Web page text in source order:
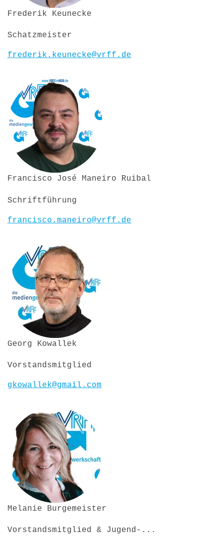
Frederik Keunecke
Schatzmeister
frederik.keunecke@vrff.de
Francisco José Maneiro Ruibal
Schriftführung
francisco.maneiro@vrff.de
Georg Kowallek
Vorstandsmitglied
gkowallek@gmail.com
Melanie Burgemeister
Vorstandsmitglied & Jugend-...